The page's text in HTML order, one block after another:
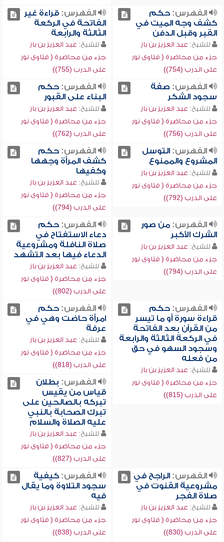
الفهرس:حكم
كشف وجه الميت في
القبر وقبل الدفن
للشيخ: عبد العزيز بن باز
جزء من محاضرة ( فتاوى نور
على الدرب (754))
الفهرس:قراءة غير
الفاتحة في الركعة
الثالثة والرابعة
للشيخ: عبد العزيز بن باز
جزء من محاضرة ( فتاوى نور
على الدرب (755))
الفهرس: صفة
سجود الشكر
للشيخ: عبد العزيز بن باز
جزء من محاضرة ( فتاوى نور
على الدرب (756))
الفهرس:حكم
البناء على القبور
للشيخ: عبد العزيز بن باز
جزء من محاضرة ( فتاوى نور
على الدرب (762))
الفهرس:التوسل
المشروع والممنوع
للشيخ: عبد العزيز بن باز
جزء من محاضرة ( فتاوى نور
على الدرب (792))
الفهرس:حكم
كشف المرأة وجهها
وكفيها
للشيخ: عبد العزيز بن باز
جزء من محاضرة ( فتاوى نور
على الدرب (794))
الفهرس:من صور
الشرك الأكبر
للشيخ: عبد العزيز بن باز
جزء من محاضرة ( فتاوى نور
على الدرب (794))
الفهرس:حكم
دعاء الاستفتاح في
صلاة النافلة ومشروعية
الدعاء فيها بعد التشهد
للشيخ: عبد العزيز بن باز
جزء من محاضرة ( فتاوى نور
على الدرب (802))
الفهرس:حكم
قراءة سورة أو ما تيسر
من القرآن بعد الفاتحة
في الركعة الثالثة والرابعة
وسجود السهو في حق
من فعله
للشيخ: عبد العزيز بن باز
جزء من محاضرة ( فتاوى نور
على الدرب (815))
الفهرس:حكم
امرأة حاضت وهي في
عرفة
للشيخ: عبد العزيز بن باز
جزء من محاضرة ( فتاوى نور
على الدرب (818))
الفهرس: بطلان
قياس من يقيس
تبركه بالصالحين على
تبرك الصحابة بالنبي
عليه الصلاة والسلام
للشيخ: عبد العزيز بن باز
جزء من محاضرة ( فتاوى نور
على الدرب (827))
الفهرس:الراجح في
مشروعية القنوت في
صلاة الفجر
للشيخ: عبد العزيز بن باز
جزء من محاضرة ( فتاوى نور
على الدرب (830))
الفهرس:كيفية
سجود التلاوة وما يقال
فيه
للشيخ: عبد العزيز بن باز
جزء من محاضرة ( فتاوى نور
على الدرب (838))